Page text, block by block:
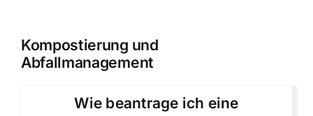
Kompostierung und
Abfallmanagement
Wie beantrage ich eine